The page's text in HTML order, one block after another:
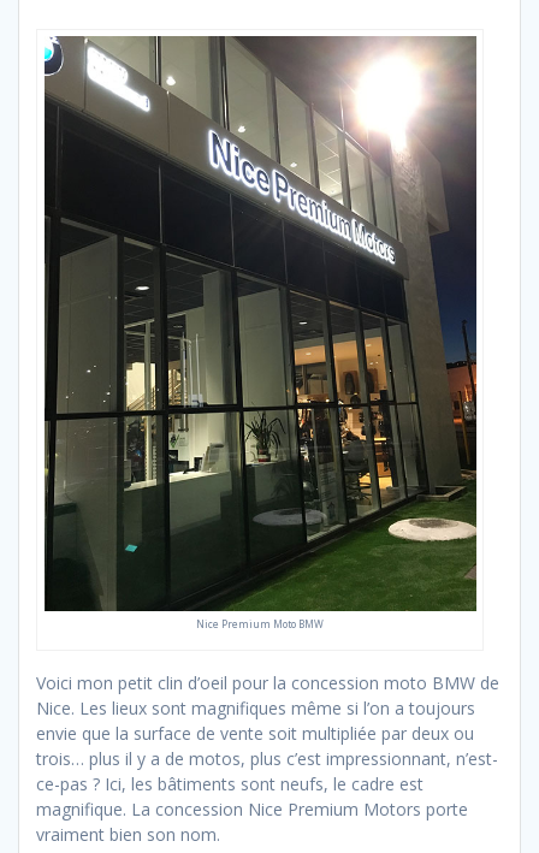
Nice Premium Moto BMW
Voici mon petit clin d’oeil pour la concession moto BMW de
Nice. Les lieux sont magnifiques même si l’on a toujours
envie que la surface de vente soit multipliée par deux ou
trois… plus il y a de motos, plus c’est impressionnant, n’est-
ce-pas ? Ici, les bâtiments sont neufs, le cadre est
magnifique. La concession Nice Premium Motors porte
vraiment bien son nom.